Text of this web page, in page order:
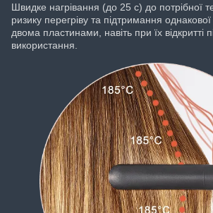
Швидке нагрівання (до 25 с) до потрібної
ризику перегріву та підтримання
двома пластинами, навіть при їх відкритті
використання.